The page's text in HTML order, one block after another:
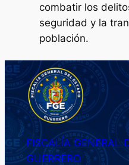
combatir los
seguridad y la
población.
FISCALÍA GENERAL
GUERRERO